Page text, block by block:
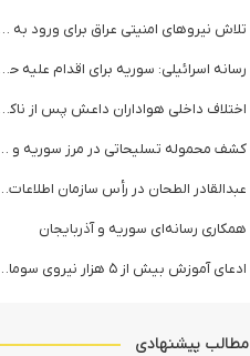
تلاش نیروهای امنیتی عراق برای ورود به مقر مقاومت در حومه بغداد
رسانه اسرائیلی: سوریه برای اقدام علیه حزب‌الله در لبنان آماده می‌شود!
اختلاف داخلی هواداران داعش پس از ناکامی عملیات انغماسی داعش در رقه
کشف محموله تسلیحاتی در مرز سوریه و عراق توسط نیروهای الجولانی
عبدالقادر الطحان در رأس سازمان اطلاعات سوریه؛ گمانه‌زنی‌ها درباره اختلافات در ساختار امنیتی
همکاری رسانه‌ای سوریه و آذربایجان
ادعای آموزش بیش از ۵ هزار نیروی سومالیایی با نظارت عربستان
مطالب پیشنهادی